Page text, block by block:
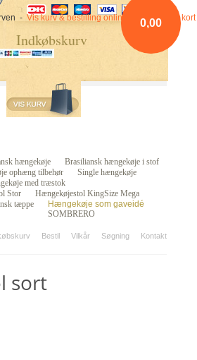
Indkøbskurv
-Vis kurv & bestilling online betaling med kort
0,00
hængekøje
Brasiliansk hængekøje i stof
ophæng tilbehør
Single hængekøje
med træstok
Stor
Hængekøjestol KingSize Mega
tæppe
Hængekøje som gaveidé
SOMBRERO
Bestil Vilkår Søgning Kontakt
sort